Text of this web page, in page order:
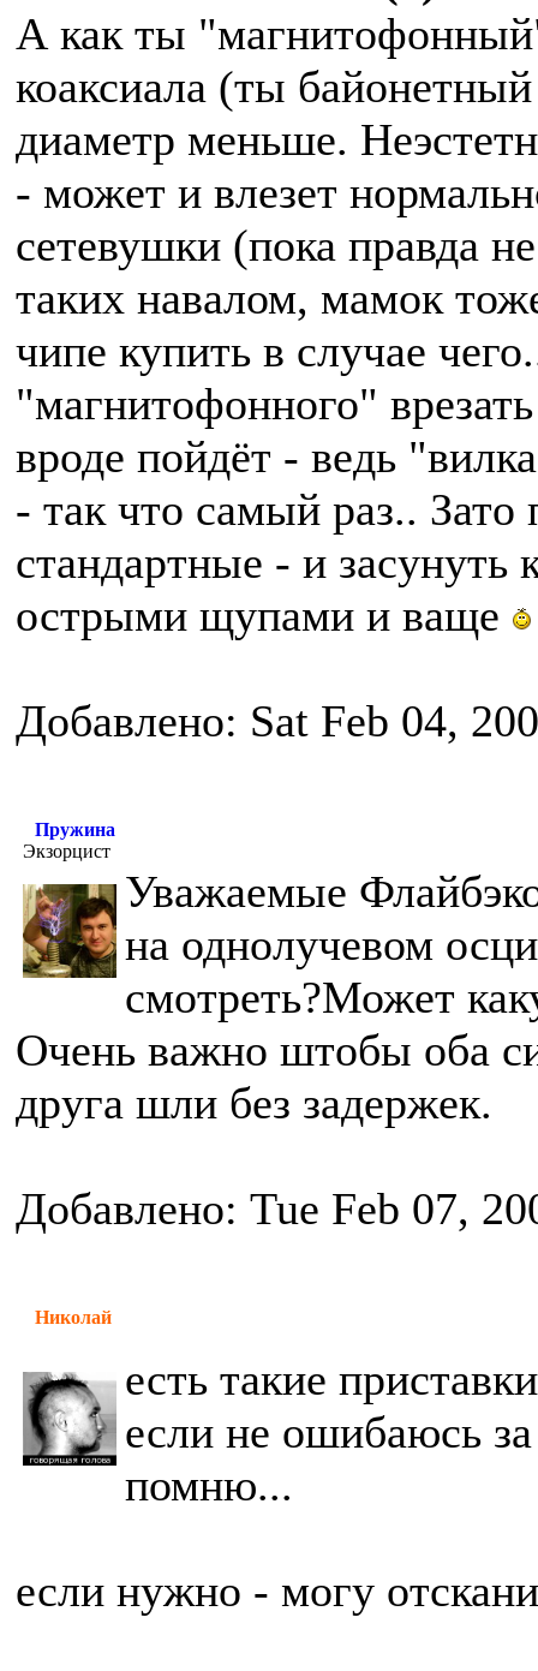
А как ты
коаксиала (ты
диаметр меньше.
- может и влезет
сетевушки (пока правда
таких навалом, мамок
чипе купить в случае
"магнитофонного"
вроде пойдёт - ведь
- так что самый раз..
стандартные - и засунуть
острыми щупами и ваще
Добавлено: Sat Feb 04,
Пружина
Экзорцист
Уважаемые
на однолучевом
смотреть?Может
Очень важно штобы оба
друга шли без задержек.
Добавлено: Tue Feb 07,
Николай
есть такие
если не ошибаюсь
помню...
если нужно - могу